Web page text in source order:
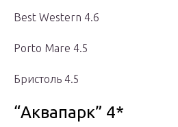
Best Western 4.6
Porto Mare 4.5
Бристоль 4.5
“Аквапарк” 4*